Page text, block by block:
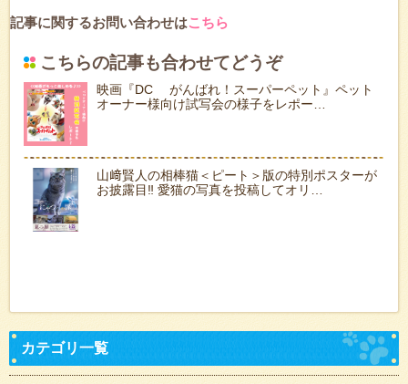
記事に関するお問い合わせはこちら
こちらの記事も合わせてどうぞ
映画『DC がんばれ！スーパーペット』ペット
オーナー様向け試写会の様子をレポー…
山﨑賢人の相棒猫＜ピート＞版の特別ポスターが
お披露目‼ 愛猫の写真を投稿してオリ…